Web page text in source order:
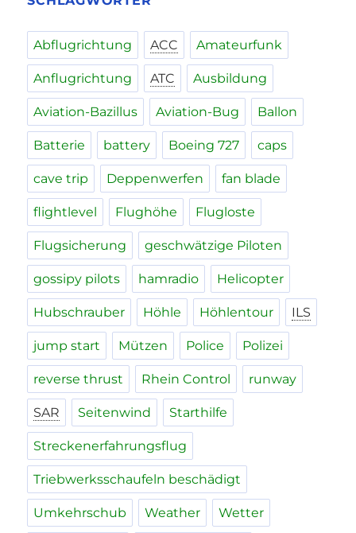
Abflugrichtung ACC Amateurfunk
Anflugrichtung ATC Ausbildung
Aviation-Bazillus Aviation-Bug Ballon
Batterie battery Boeing 727 caps
cave trip Deppenwerfen fan blade
flightlevel Flughöhe Flugloste
Flugsicherung geschwätzige Piloten
gossipy pilots hamradio Helicopter
Hubschrauber Höhle Höhlentour ILS
jump start Mützen Police Polizei
reverse thrust Rhein Control runway
SAR Seitenwind Starthilfe
Streckenerfahrungsflug
Triebwerksschaufeln beschädigt
Umkehrschub Weather Wetter